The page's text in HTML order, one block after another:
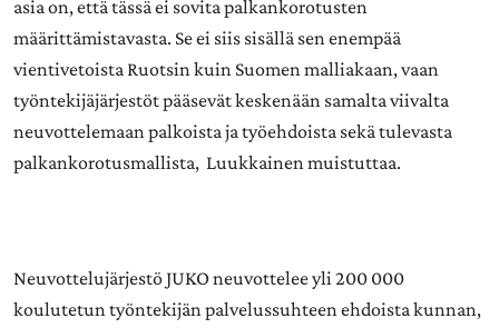
asia on, että tässä ei sovita palkankorotusten
määrittämistavasta. Se ei siis sisällä sen enempää
vientivetoista Ruotsin kuin Suomen malliakaan, vaan
työntekijäjärjestöt pääsevät keskenään samalta viivalta
neuvottelemaan palkoista ja työehdoista sekä tulevasta
palkankorotusmallista, Luukkainen muistuttaa.
Neuvottelujärjestö JUKO neuvottelee yli 200 000
koulutetun työntekijän palvelussuhteen ehdoista kunnan,